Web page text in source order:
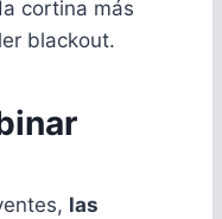
cortina más
blackout.
las